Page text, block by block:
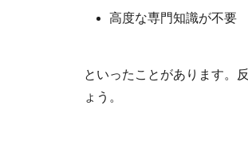
高度な専門知識が不要
といったことがあります。
ょう。